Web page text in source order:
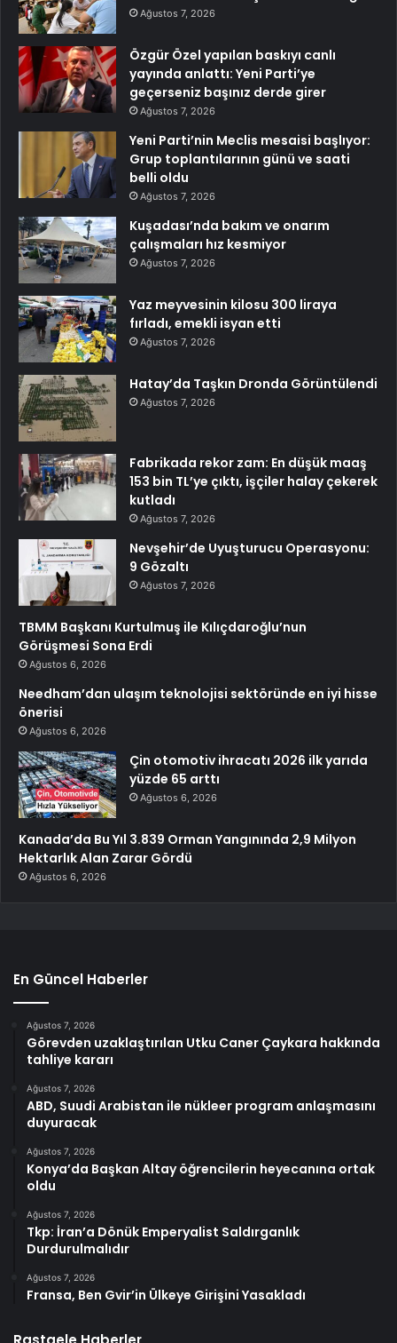
Ağustos 7, 2026
Özgür Özel yapılan baskıyı canlı
yayında anlattı: Yeni Parti’ye
geçerseniz başınız derde girer
Ağustos 7, 2026
Yeni Parti’nin Meclis mesaisi başlıyor:
Grup toplantılarının günü ve saati
belli oldu
Ağustos 7, 2026
Kuşadası’nda bakım ve onarım
çalışmaları hız kesmiyor
Ağustos 7, 2026
Yaz meyvesinin kilosu 300 liraya
fırladı, emekli isyan etti
Ağustos 7, 2026
Hatay’da Taşkın Dronda Görüntülendi
Ağustos 7, 2026
Fabrikada rekor zam: En düşük maaş
153 bin TL’ye çıktı, işçiler halay çekerek
kutladı
Ağustos 7, 2026
Nevşehir’de Uyuşturucu Operasyonu:
9 Gözaltı
Ağustos 7, 2026
TBMM Başkanı Kurtulmuş ile Kılıçdaroğlu’nun
Görüşmesi Sona Erdi
Ağustos 6, 2026
Needham’dan ulaşım teknolojisi sektöründe en iyi hisse
önerisi
Ağustos 6, 2026
Çin otomotiv ihracatı 2026 ilk yarıda
yüzde 65 arttı
Ağustos 6, 2026
Kanada’da Bu Yıl 3.839 Orman Yangınında 2,9 Milyon
Hektarlık Alan Zarar Gördü
Ağustos 6, 2026
En Güncel Haberler
Ağustos 7, 2026
Görevden uzaklaştırılan Utku Caner Çaykara hakkında
tahliye kararı
Ağustos 7, 2026
ABD, Suudi Arabistan ile nükleer program anlaşmasını
duyuracak
Ağustos 7, 2026
Konya’da Başkan Altay öğrencilerin heyecanına ortak
oldu
Ağustos 7, 2026
Tkp: İran’a Dönük Emperyalist Saldırganlık
Durdurulmalıdır
Ağustos 7, 2026
Fransa, Ben Gvir’in Ülkeye Girişini Yasakladı